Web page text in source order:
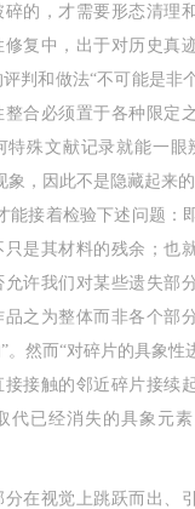
碎的，才需要形态清理
修复中，出于对历史真
判和做法“不可能是非
合必须置于各种限定
特殊文献记录就能一眼
象，因此不是隐藏起来
能接着检验下述问题：
是其材料的残余；也
许我们对某些遗失部
之为整体而非各个部
。然而“对碎片的具象性
接触的邻近碎片接续
代已经消失的具象元
分在视觉上跳跃而出、